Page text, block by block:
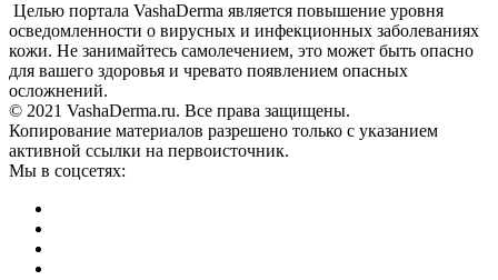
Целью портала VashaDerma является повышение уровня
осведомленности о вирусных и инфекционных заболеваниях
кожи. Не занимайтесь самолечением, это может быть опасно
для вашего здоровья и чревато появлением опасных
осложнений.
© 2021 VashaDerma.ru. Все права защищены.
Копирование материалов разрешено только с указанием
активной ссылки на первоисточник.
Мы в соцсетях: